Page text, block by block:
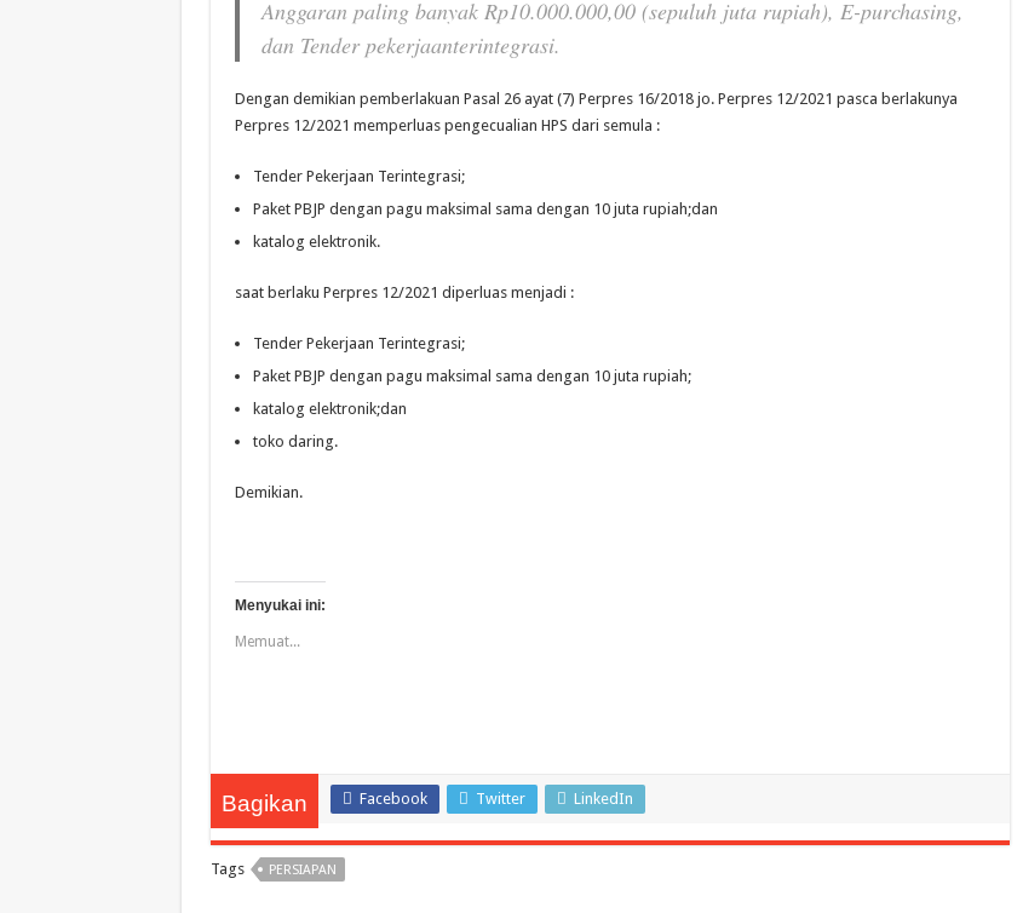
Anggaran paling banyak Rp10.000.000,00 (sepuluh juta rupiah), E-purchasing,
dan Tender pekerjaanterintegrasi.
Dengan demikian pemberlakuan Pasal 26 ayat (7) Perpres 16/2018 jo. Perpres 12/2021 pasca berlakunya
Perpres 12/2021 memperluas pengecualian HPS dari semula :
Tender Pekerjaan Terintegrasi;
Paket PBJP dengan pagu maksimal sama dengan 10 juta rupiah;dan
katalog elektronik.
saat berlaku Perpres 12/2021 diperluas menjadi :
Tender Pekerjaan Terintegrasi;
Paket PBJP dengan pagu maksimal sama dengan 10 juta rupiah;
katalog elektronik;dan
toko daring.
Demikian.
Menyukai ini:
Memuat...
Bagikan Facebook Twitter LinkedIn
Tags PERSIAPAN